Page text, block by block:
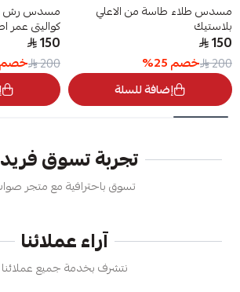
مسدس طلاء طاسة من الاعلي
بلاستيك
150
200 خصم25
%
إضافة للسلة
كواليتى عمر
150
200 خصم
تجربة تسوق
تسوق باحترافية مع متجر
آراء عملائنا
نتشرف بخدمة جميع عملائنا